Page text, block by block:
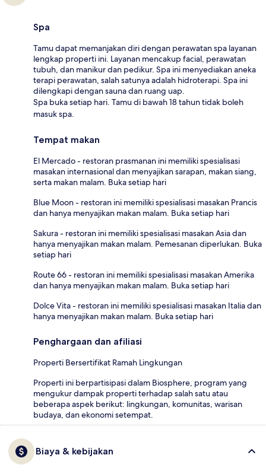
Spa
Tamu dapat memanjakan diri dengan perawatan spa layanan
lengkap properti ini. Layanan mencakup facial, perawatan
tubuh, dan manikur dan pedikur. Spa ini menyediakan aneka
terapi perawatan, salah satunya adalah hidroterapi. Spa ini
dilengkapi dengan sauna dan ruang uap.
Spa buka setiap hari. Tamu di bawah 18 tahun tidak boleh
masuk spa.
Tempat makan
El Mercado - restoran prasmanan ini memiliki spesialisasi
masakan internasional dan menyajikan sarapan, makan siang,
serta makan malam. Buka setiap hari
Blue Moon - restoran ini memiliki spesialisasi masakan Prancis
dan hanya menyajikan makan malam. Buka setiap hari
Sakura - restoran ini memiliki spesialisasi masakan Asia dan
hanya menyajikan makan malam. Pemesanan diperlukan. Buka
setiap hari
Route 66 - restoran ini memiliki spesialisasi masakan Amerika
dan hanya menyajikan makan malam. Buka setiap hari
Dolce Vita - restoran ini memiliki spesialisasi masakan Italia dan
hanya menyajikan makan malam. Buka setiap hari
Penghargaan dan afiliasi
Properti Bersertifikat Ramah Lingkungan
Properti ini berpartisipasi dalam Biosphere, program yang
mengukur dampak properti terhadap salah satu atau
beberapa aspek berikut: lingkungan, komunitas, warisan
budaya, dan ekonomi setempat.
Biaya & kebijakan